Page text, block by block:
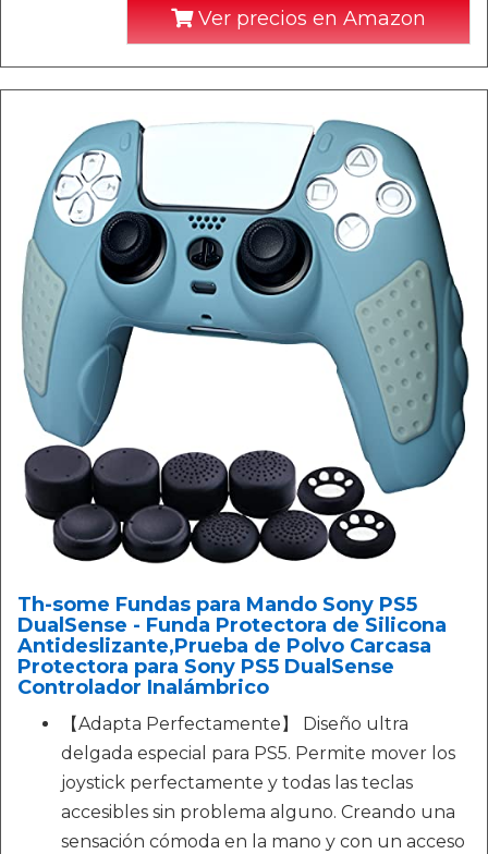
Ver precios en Amazon
Th-some Fundas para Mando Sony PS5
DualSense - Funda Protectora de Silicona
Antideslizante,Prueba de Polvo Carcasa
Protectora para Sony PS5 DualSense
Controlador Inalámbrico
【Adapta Perfectamente】 Diseño ultra
delgada especial para PS5. Permite mover los
joystick perfectamente y todas las teclas
accesibles sin problema alguno. Creando una
sensación cómoda en la mano y con un acceso